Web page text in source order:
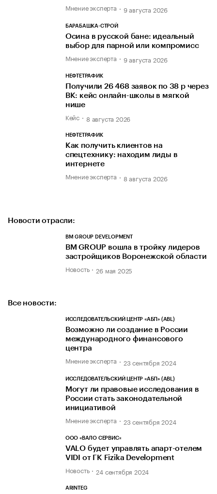
Мнение эксперта 9 августа 2026
БАРАБАШКА-СТРОЙ
Осина в русской бане: идеальный
выбор для парной или компромисс
Мнение эксперта 9 августа 2026
НЕФТЕТРАФИК
Получили 26 468 заявок по 38 р через
ВК: кейс онлайн-школы в мягкой
нише
Кейс 8 августа 2026
НЕФТЕТРАФИК
Как получить клиентов на
спецтехнику: находим лиды в
интернете
Мнение эксперта 8 августа 2026
Новости отрасли:
BM GROUP DEVELOPMENT
BM GROUP вошла в тройку лидеров
застройщиков Воронежской области
Новость 26 мая 2025
Все новости:
ИССЛЕДОВАТЕЛЬСКИЙ ЦЕНТР «АБП» (ABL)
Возможно ли создание в России
международного финансового
центра
Мнение эксперта 23 сентября 2024
ИССЛЕДОВАТЕЛЬСКИЙ ЦЕНТР «АБП» (ABL)
Могут ли правовые исследования в
России стать законодательной
инициативой
Мнение эксперта 23 сентября 2024
ООО «ВАЛО СЕРВИС»
VALO будет управлять апарт-отелем
VIDI от ГК Fizika Development
Новость 24 сентября 2024
ARINTEG